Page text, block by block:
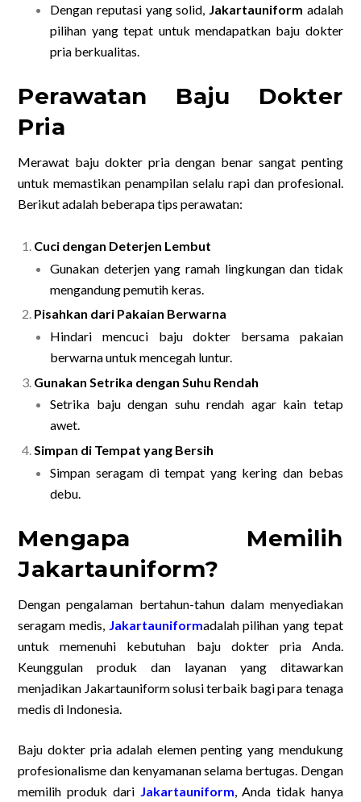
Dengan reputasi yang solid, Jakartauniform adalah
pilihan yang tepat untuk mendapatkan baju dokter
pria berkualitas.
Perawatan Baju Dokter
Pria
Merawat baju dokter pria dengan benar sangat penting
untuk memastikan penampilan selalu rapi dan profesional.
Berikut adalah beberapa tips perawatan:
Cuci dengan Deterjen Lembut
Gunakan deterjen yang ramah lingkungan dan tidak
mengandung pemutih keras.
Pisahkan dari Pakaian Berwarna
Hindari mencuci baju dokter bersama pakaian
berwarna untuk mencegah luntur.
Gunakan Setrika dengan Suhu Rendah
Setrika baju dengan suhu rendah agar kain tetap
awet.
Simpan di Tempat yang Bersih
Simpan seragam di tempat yang kering dan bebas
debu.
Mengapa Memilih
Jakartauniform?
Dengan pengalaman bertahun-tahun dalam menyediakan
seragam medis, Jakartauniformadalah pilihan yang tepat
untuk memenuhi kebutuhan baju dokter pria Anda.
Keunggulan produk dan layanan yang ditawarkan
menjadikan Jakartauniform solusi terbaik bagi para tenaga
medis di Indonesia.
Baju dokter pria adalah elemen penting yang mendukung
profesionalisme dan kenyamanan selama bertugas. Dengan
memilih produk dari Jakartauniform, Anda tidak hanya